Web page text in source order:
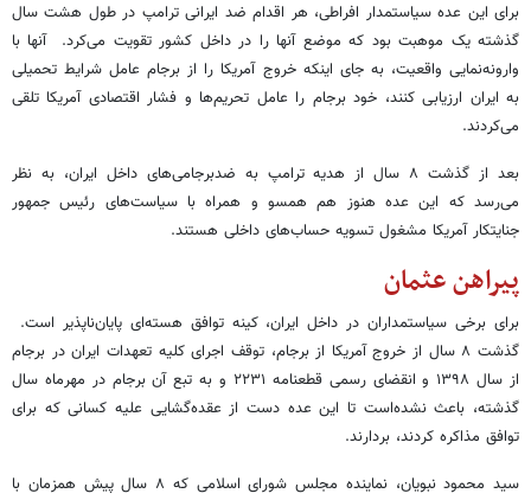
برای این عده سیاستمدار افراطی، هر اقدام ضد ایرانی ترامپ در طول هشت سال
گذشته یک موهبت بود که موضع آنها را در داخل کشور تقویت می‌کرد. آنها با
وارونه‌نمایی واقعیت، به جای اینکه خروج آمریکا را از برجام عامل شرایط تحمیلی
به ایران ارزیابی کنند، خود برجام را عامل تحریم‌ها و فشار اقتصادی آمریکا تلقی
می‌کردند.
بعد از گذشت ۸ سال از هدیه ترامپ به ضدبرجامی‌های داخل ایران، به نظر
می‌رسد که این عده هنوز هم همسو و همراه با سیاست‌های رئیس جمهور
جنایتکار آمریکا مشغول تسویه حساب‌های داخلی هستند.
پیراهن عثمان
برای برخی سیاستمداران در داخل ایران، کینه توافق هسته‌ای پایان‌ناپذیر است.
گذشت ۸ سال از خروج آمریکا از برجام، توقف اجرای کلیه تعهدات ایران در برجام
از سال ۱۳۹۸ و انقضای رسمی قطعنامه ۲۲۳۱ و به تبع آن برجام در مهرماه سال
گذشته، باعث نشده‌است تا این عده دست از عقده‌گشایی علیه کسانی که برای
توافق مذاکره کردند، بردارند.
سید محمود نبویان، نماینده مجلس شورای اسلامی که ۸ سال پیش همزمان با